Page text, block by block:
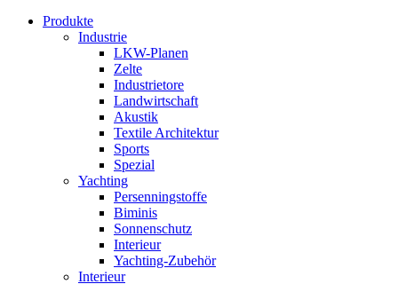
Produkte
Industrie
LKW-Planen
Zelte
Industrietore
Landwirtschaft
Akustik
Textile Architektur
Sports
Spezial
Yachting
Persenningstoffe
Biminis
Sonnenschutz
Interieur
Yachting-Zubehör
Interieur